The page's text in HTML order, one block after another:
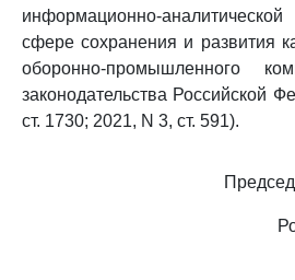
информационно-
сфере сохранения и развития
оборонно-промышленного
законодательства Российской
ст. 1730; 2021, N 3, ст. 591).